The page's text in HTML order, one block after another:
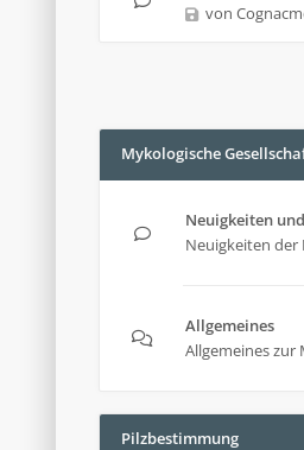
von
Mykologische
Neuigkeiten
Neuigkeiten der
Allgemeines
Allgemeines zur
Pilzbestimmung